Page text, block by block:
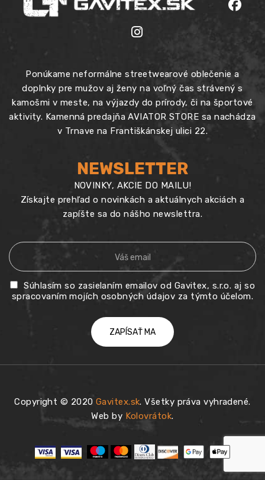
Ponúkame neformálne streetwearové oblečenie a
doplnky pre mužov aj ženy na voľný čas strávený s
kamošmi v meste, na výjazdy do prírody, či na športové
aktivity. Kamenná predajňa AVIATOR STORE sa nachádza
v Trnave na Františkánskej ulici 22.
NEWSLETTER
NOVINKY, AKCIE DO MAILU!
Získajte prehľad o novinkách a aktuálnych akciách a
zapíšte sa do nášho newslettra.
Súhlasím so zasielaním emailov od Gavitex, s.r.o. aj so
spracovaním mojích osobných údajov za týmto účelom.
Copyright © 2020 Gavitex.sk. Všetky práva vyhradené.
Web by Kolovrátok.